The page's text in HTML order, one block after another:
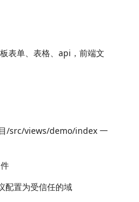
表单、表格、api，前端文
/src/views/demo/index 一
配置为受信任的域